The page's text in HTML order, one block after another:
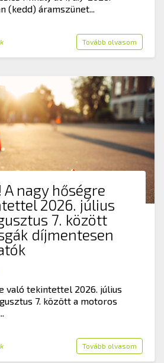
(kedd) áramszünet...
Tovább olvasom
A nagy hőségre
2026. július
7. között
díjmentesen
való tekintettel 2026. július
7. között a motoros
Tovább olvasom